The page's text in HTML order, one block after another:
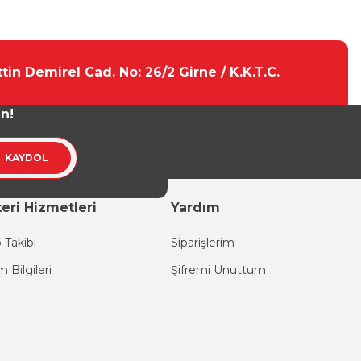
Demirel Cad. No: 26/2 Girne / K.K.T.C.
KAYDOL
Hizmetleri
Takibi
Bilgileri
Yardım
Siparişlerim
Şifremi Unuttum